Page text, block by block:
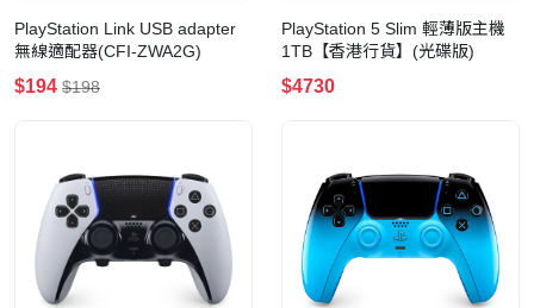
PlayStation Link USB adapter
無線適配器(CFI-ZWA2G)
$194 $198
PlayStation 5 Slim 輕薄版主機
1TB【香港行貨】(光碟版)
$4730